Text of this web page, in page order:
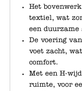
Het
textiel, wat
een duurzame
De voering
voet zacht,
comfort.
Met een H-
ruimte, voor